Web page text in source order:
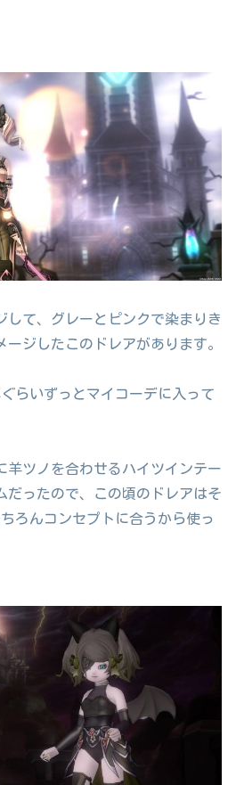
して、グレーとピンクで染まりき
ージしたこのドレアがあります。
らいずっとマイコーデに入って
羊ツノを合わせるハイツインテー
だったので、この頃のドレアはそ
ろんコンセプトに合うから使っ